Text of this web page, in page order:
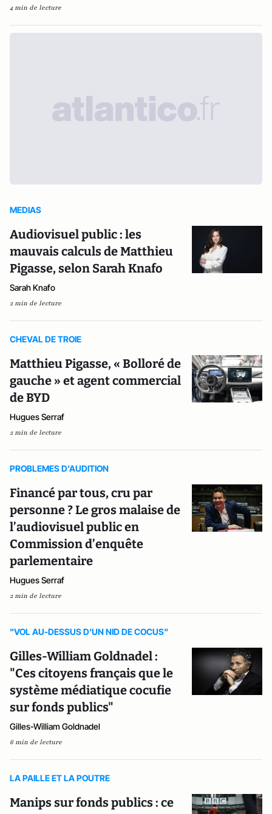
4 min de lecture
MEDIAS
Audiovisuel public : les
mauvais calculs de Matthieu
Pigasse, selon Sarah Knafo
Sarah Knafo
2 min de lecture
CHEVAL DE TROIE
Matthieu Pigasse, « Bolloré de
gauche » et agent commercial
de BYD
Hugues Serraf
2 min de lecture
PROBLEMES D’AUDITION
Financé par tous, cru par
personne ? Le gros malaise de
l’audiovisuel public en
Commission d’enquête
parlementaire
Hugues Serraf
2 min de lecture
"VOL AU-DESSUS D'UN NID DE COCUS"
Gilles-William Goldnadel :
"Ces citoyens français que le
système médiatique cocufie
sur fonds publics"
Gilles-William Goldnadel
6 min de lecture
LA PAILLE ET LA POUTRE
Manips sur fonds publics : ce